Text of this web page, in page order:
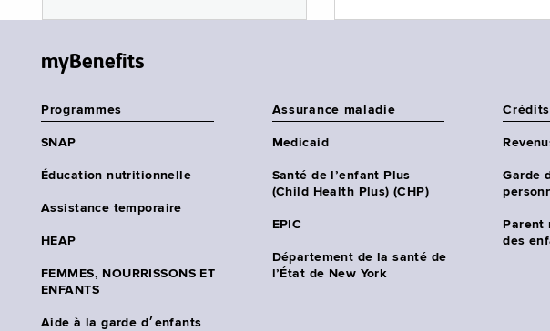
myBenefits
Programmes
SNAP
Éducation nutritionnelle
Assistance temporaire
HEAP
FEMMES, NOURRISSONS ET
ENFANTS
Aide à la garde d׳enfants
Assurance maladie
Medicaid
Santé de l’enfant Plus
(Child Health Plus) (CHP)
EPIC
Département de la santé de
l’État de New York
Garde
Parent
des